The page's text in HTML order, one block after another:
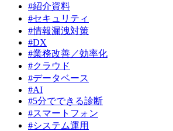
#紹介資料
#セキュリティ
#情報漏洩対策
#DX
#業務改善／効率化
#クラウド
#データベース
#AI
#5分でできる診断
#スマートフォン
#システム運用